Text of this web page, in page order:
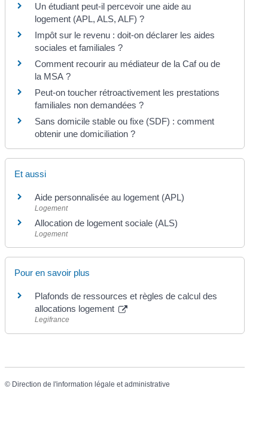
Un étudiant peut-il percevoir une aide au
logement (APL, ALS, ALF) ?
Impôt sur le revenu : doit-on déclarer les aides
sociales et familiales ?
Comment recourir au médiateur de la Caf ou de
la MSA ?
Peut-on toucher rétroactivement les prestations
familiales non demandées ?
Sans domicile stable ou fixe (SDF) : comment
obtenir une domiciliation ?
Et aussi
Aide personnalisée au logement (APL)
Logement
Allocation de logement sociale (ALS)
Logement
Pour en savoir plus
Plafonds de ressources et règles de calcul des
allocations logement
Legifrance
© Direction de l'information légale et administrative